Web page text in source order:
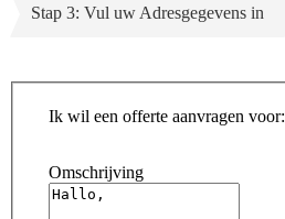
Stap 3: Vul uw Adresgegevens in
Ik wil een offerte aanvragen voor:
Omschrijving